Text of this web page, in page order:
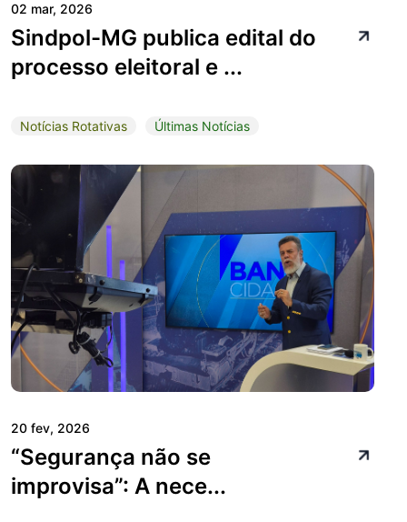
02 mar, 2026
Sindpol-MG publica edital do
processo eleitoral e ...
Notícias Rotativas Últimas Notícias
20 fev, 2026
“Segurança não se
improvisa”: A nece...